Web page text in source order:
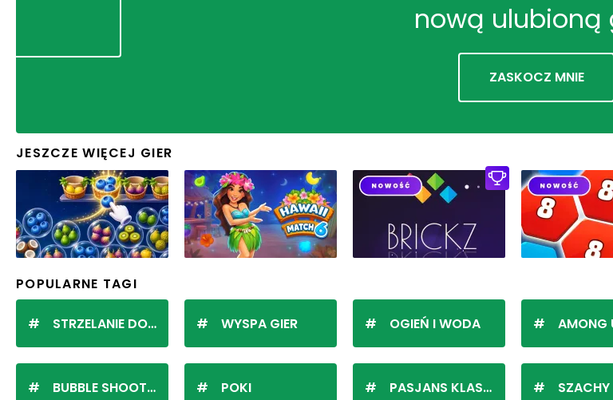
nową ulubioną
ZASKOCZ MNIE
JESZCZE WIĘCEJ GIER
POPULARNE TAGI
STRZELANIE DO KULEK
BUBBLE SHOOTER
WYSPA GIER
POKI
OGIEŃ I WODA
PASJANS KLASYCZNY
AMONG
SZACHY